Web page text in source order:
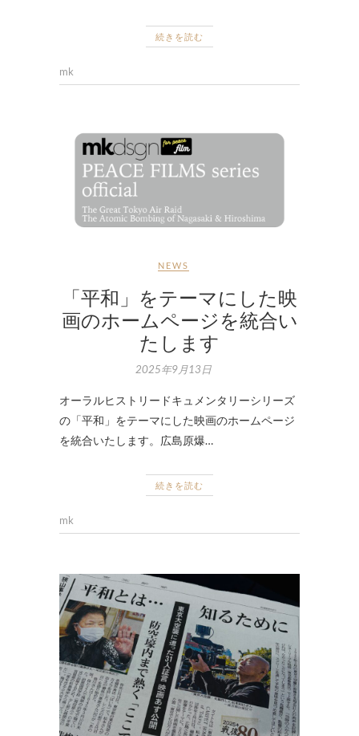
続きを読む
mk
NEWS
「平和」をテーマにした映
画のホームページを統合い
たします
2025年9月13日
オーラルヒストリードキュメンタリーシリーズ
の「平和」をテーマにした映画のホームページ
を統合いたします。広島原爆…
続きを読む
mk